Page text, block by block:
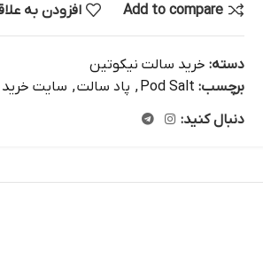
Add to compare افزودن به
دسته: خرید سالت نیکوتین
برچسب: Pod Salt
, پاد سالت, سایت
دنبال کنید: